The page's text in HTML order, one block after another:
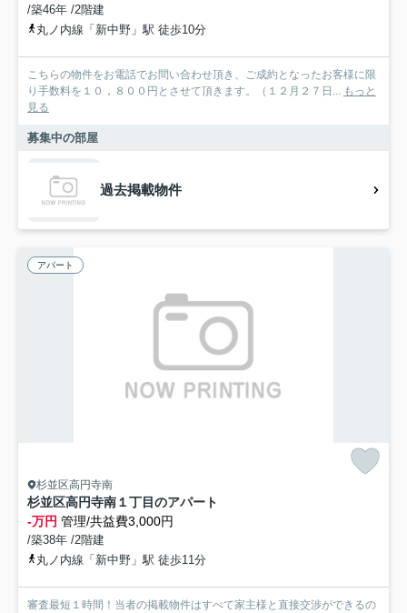
/築46年 /2階建
丸ノ内線「新中野」駅 徒歩10分
こちらの物件をお電話でお問い合わせ頂き、ご成約となったお客様に限
り手数料を１０，８００円とさせて頂きます。（１２月２７日... もっと
見る
募集中の部屋
過去掲載物件
アパート
杉並区高円寺南
杉並区高円寺南１丁目のアパート
-万円 管理/共益費3,000円
/築38年 /2階建
丸ノ内線「新中野」駅 徒歩11分
審査最短１時間！当者の掲載物件はすべて家主様と直接交渉ができるの